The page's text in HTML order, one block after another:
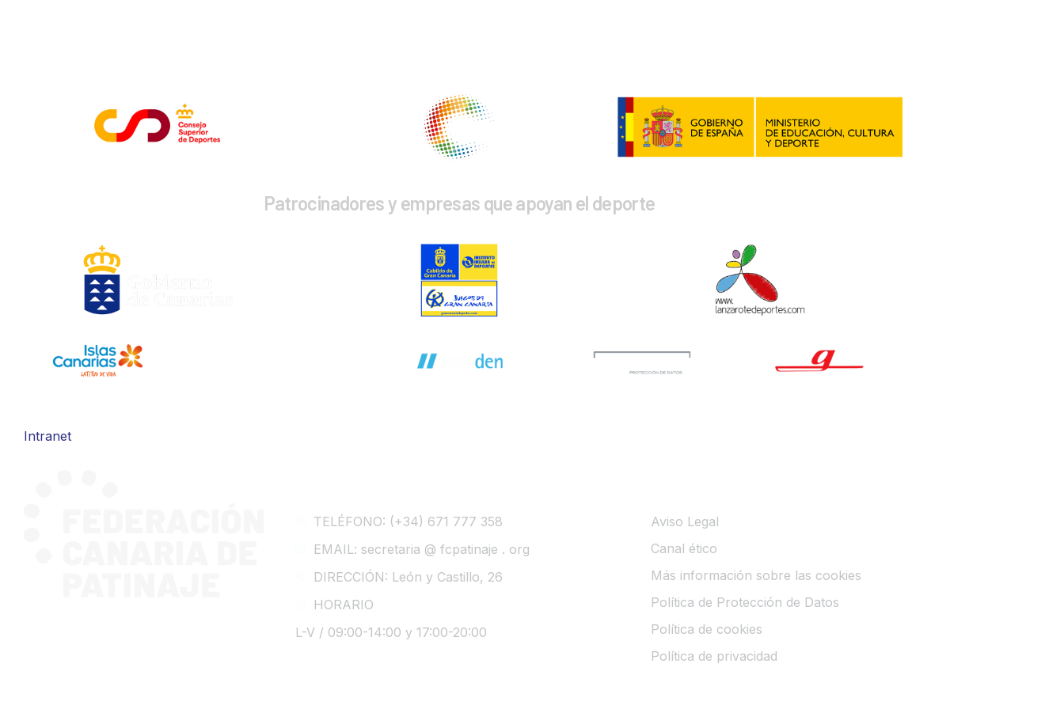
Patrocinadores y empresas que apoyan el deporte
Intranet
TELÉFONO: (+34) 671 777 358
EMAIL: secretaria @ fcpatinaje . org
DIRECCIÓN: León y Castillo, 26
HORARIO
L-V / 09:00-14:00 y 17:00-20:00
Aviso Legal
Canal ético
Más información sobre las cookies
Política de Protección de Datos
Política de cookies
Política de privacidad